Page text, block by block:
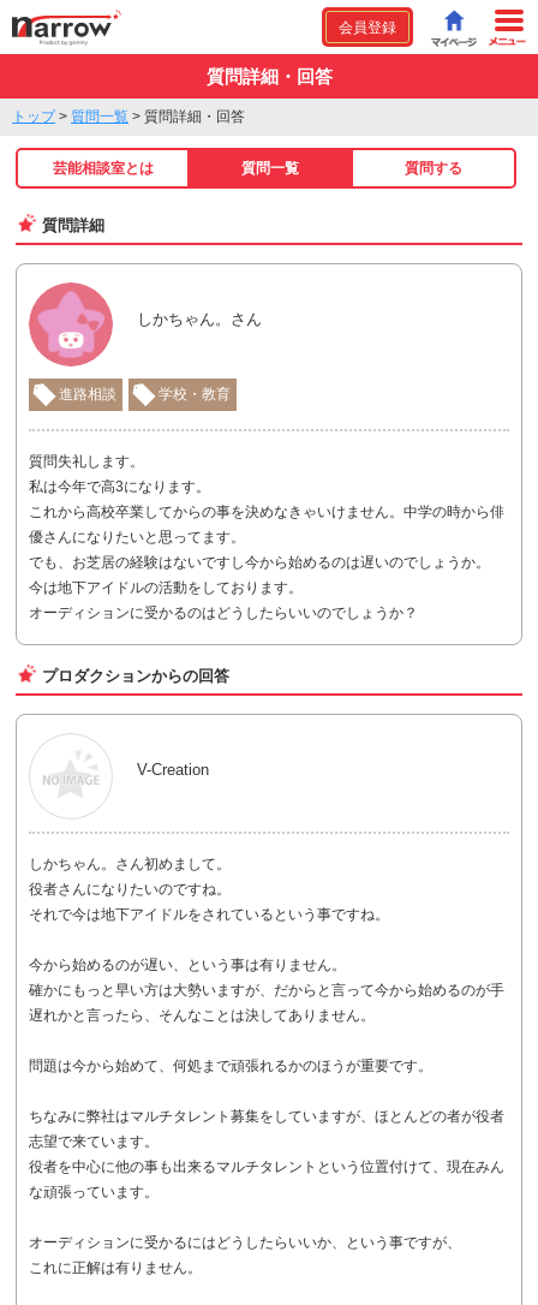
会員登録
質問詳細・回答
トップ> 質問一覧 > 質問詳細・回答
芸能相談室とは 質問一覧 質問する
質問詳細
しかちゃん。さん
進路相談 学校・教育
質問失礼します。
私は今年で高3になります。
これから高校卒業してからの事を決めなきゃいけません。中学の時から俳
優さんになりたいと思ってます。
でも、お芝居の経験はないですし今から始めるのは遅いのでしょうか。
今は地下アイドルの活動をしております。
オーディションに受かるのはどうしたらいいのでしょうか？
プロダクションからの回答
V-Creation
しかちゃん。さん初めまして。
役者さんになりたいのですね。
それで今は地下アイドルをされているという事ですね。
今から始めるのが遅い、という事は有りません。
確かにもっと早い方は大勢いますが、だからと言って今から始めるのが手
遅れかと言ったら、そんなことは決してありません。
問題は今から始めて、何処まで頑張れるかのほうが重要です。
ちなみに弊社はマルチタレント募集をしていますが、ほとんどの者が役者
志望で来ています。
役者を中心に他の事も出来るマルチタレントという位置付けて、現在みん
な頑張っています。
オーディションに受かるにはどうしたらいいか、という事ですが、
これに正解は有りません。